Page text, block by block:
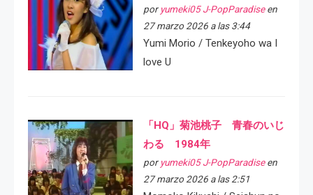
por yumeki05 J-PopParadiseen
27 marzo 2026 a las 3:44
Yumi Morio / Tenkeyoho wa I
love U
「HQ」菊池桃子 青春のいじ
わる 1984年
por yumeki05 J-PopParadiseen
27 marzo 2026 a las 2:51